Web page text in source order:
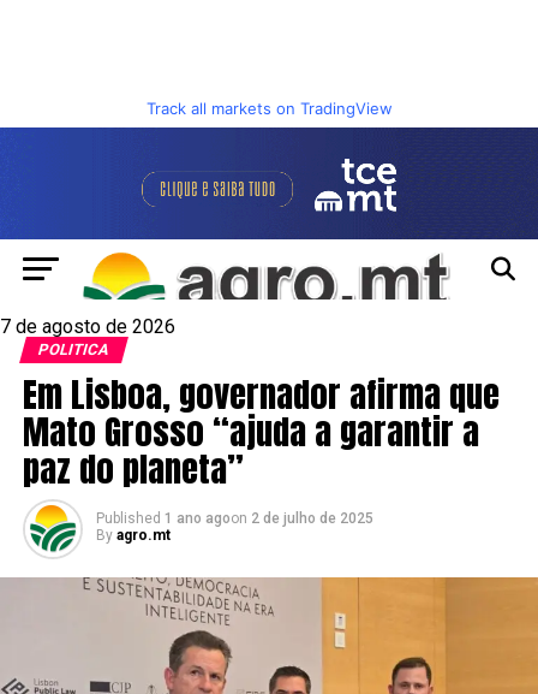
Track all markets on TradingView
7 de agosto de 2026
POLITICA
Em Lisboa, governador afirma que
Mato Grosso “ajuda a garantir a
paz do planeta”
Published 1 ano agoon 2 de julho de 2025
By agro.mt